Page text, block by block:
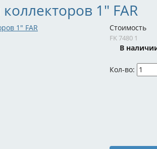
1" FAR
Стоимость
FK 7480 1
В
Кол-во: